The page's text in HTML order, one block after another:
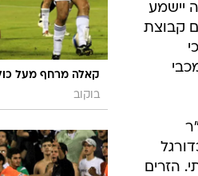
קאלה מרחף מעל
בוקוב
יישמע
קבוצת
הזרים